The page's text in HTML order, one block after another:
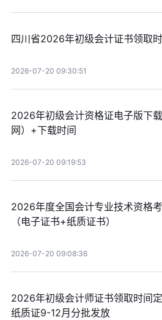
四川省2026年初级会计证书领取
2026-07-20 09:30:51
2026年初级会计资格证电子版下
网）+下载时间
2026-07-20 09:19:53
2026年度全国会计专业技术资格
（电子证书+纸质证书）
2026-07-20 09:08:36
2026年初级会计师证书领取时间
纸质证9-12月分批发放